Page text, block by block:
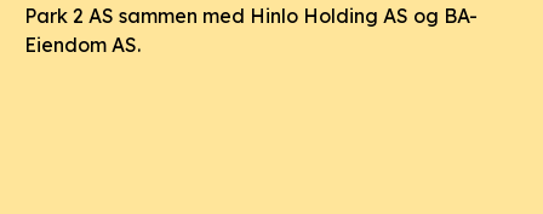
Park 2 AS sammen med Hinlo Holding AS og BA-
Eiendom AS.